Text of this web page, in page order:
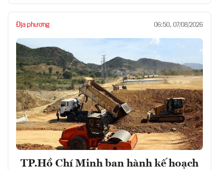
Địa phương 06:50, 07/08/2026
TP.Hồ Chí Minh ban hành kế hoạch